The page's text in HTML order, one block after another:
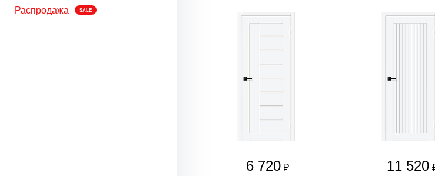
Распродажа SALE
6 720 ₽ 11 520